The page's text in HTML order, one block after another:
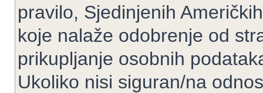
pravilo, Sjedinjenih
koje nalaže odobrenje od
prikupljanje osobnih
Ukoliko nisi siguran/na